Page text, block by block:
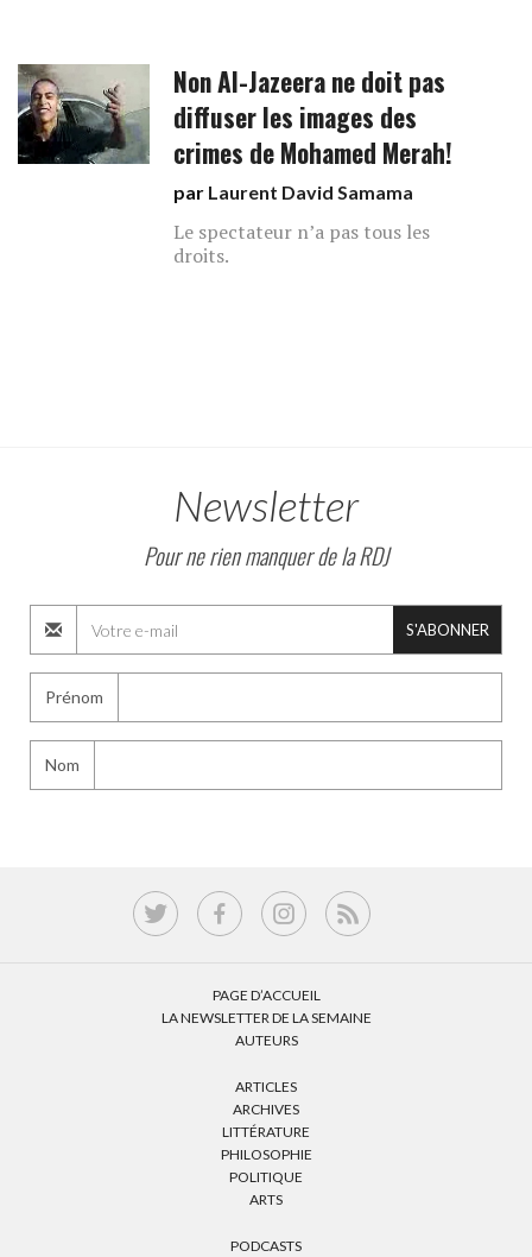
Non Al-Jazeera ne doit pas
diffuser les images des
crimes de Mohamed Merah!
par Laurent David Samama
Le spectateur n’a pas tous les
droits.
Newsletter
Pour ne rien manquer de la RDJ
S'ABONNER
Prénom
Nom
PAGE D’ACCUEIL
LA NEWSLETTER DE LA SEMAINE
AUTEURS
ARTICLES
ARCHIVES
LITTÉRATURE
PHILOSOPHIE
POLITIQUE
ARTS
PODCASTS